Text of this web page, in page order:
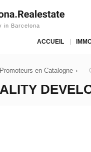
in Barcelona
ACCUEIL
Promoteurs en Catalogne ›